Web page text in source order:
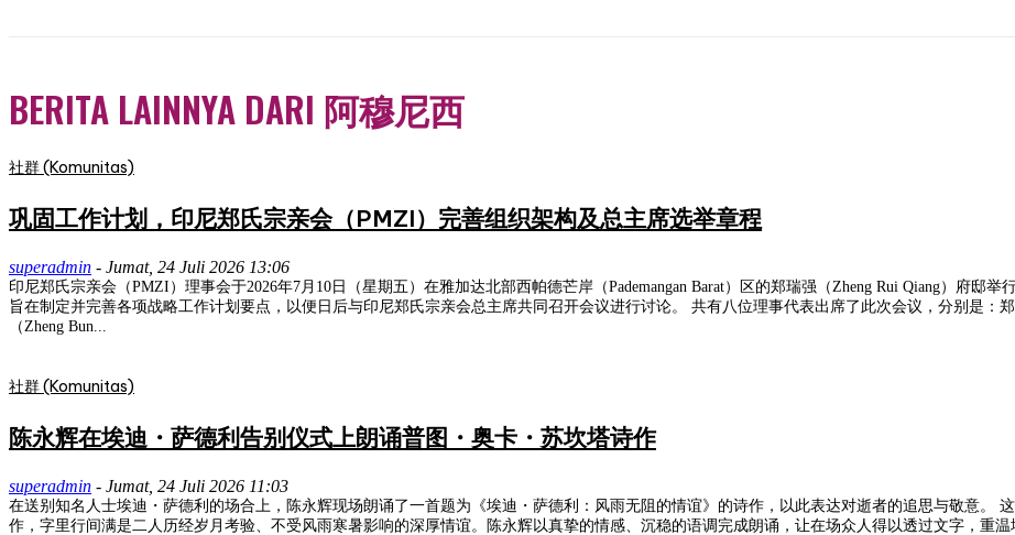
BERITA LAINNYA DARI 阿穆尼西
社群 (Komunitas)
巩固工作计划，印尼郑氏宗亲会（PMZI）完善组织架构及总主席选举章程
superadmin - Jumat, 24 Juli 2026 13:06
印尼郑氏宗亲会（PMZI）理事会于2026年7月10日（星期五）在雅加达北部西帕德芒岸（Pademangan Barat）区的郑瑞强（Zheng Rui Qiang）府邸
旨在制定并完善各项战略工作计划要点，以便日后与印尼郑氏宗亲会总主席共同召开会议进行讨论。 共有八位理事代表出席了此次会议，分别是：
（Zheng Bun...
社群 (Komunitas)
陈永辉在埃迪・萨德利告别仪式上朗诵普图・奥卡・苏坎塔诗作
superadmin - Jumat, 24 Juli 2026 11:03
在送别知名人士埃迪・萨德利的场合上，陈永辉现场朗诵了一首题为《埃迪・萨德利：风雨无阻的情谊》的诗作，以此表达对逝者的追思与敬意
作，字里行间满是二人历经岁月考验、不受风雨寒暑影响的深厚情谊。陈永辉以真挚的情感、沉稳的语调完成朗诵，让在场众人得以透过文字，重